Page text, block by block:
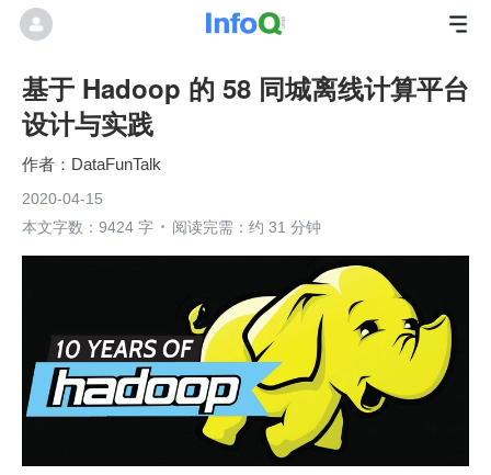
基于 Hadoop 的 58 同城离线计算平台
设计与实践
DataFunTalk
2020-04-15
本文字数：9424 字
阅读完需：约 31 分钟